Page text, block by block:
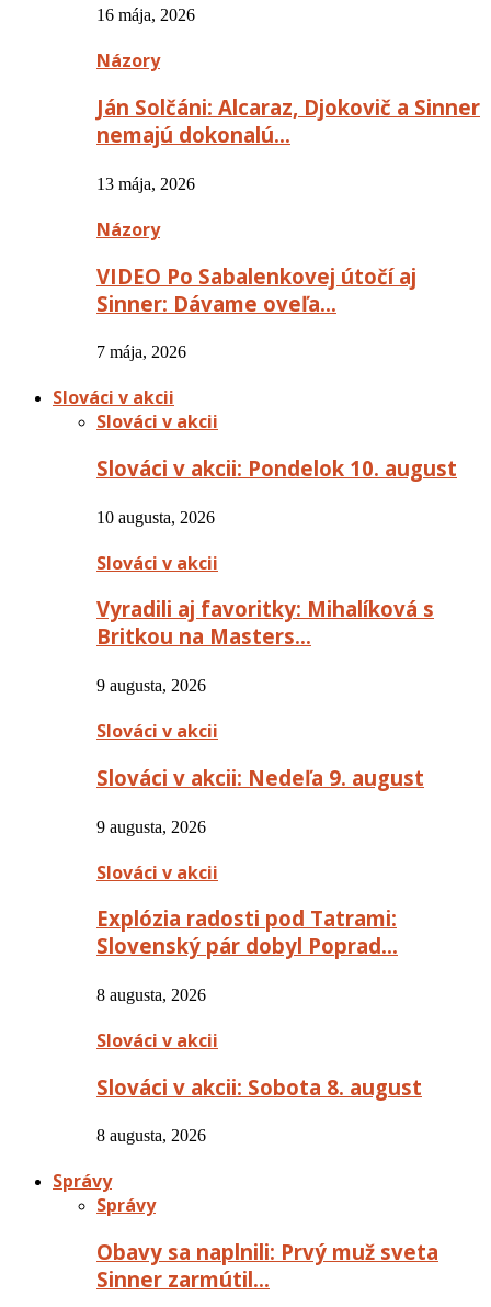
16 mája, 2026
Názory
Ján Solčáni: Alcaraz, Djokovič a Sinner
nemajú dokonalú…
13 mája, 2026
Názory
VIDEO Po Sabalenkovej útočí aj
Sinner: Dávame oveľa…
7 mája, 2026
Slováci v akcii
Slováci v akcii
Slováci v akcii: Pondelok 10. august
10 augusta, 2026
Slováci v akcii
Vyradili aj favoritky: Mihalíková s
Britkou na Masters…
9 augusta, 2026
Slováci v akcii
Slováci v akcii: Nedeľa 9. august
9 augusta, 2026
Slováci v akcii
Explózia radosti pod Tatrami:
Slovenský pár dobyl Poprad…
8 augusta, 2026
Slováci v akcii
Slováci v akcii: Sobota 8. august
8 augusta, 2026
Správy
Správy
Obavy sa naplnili: Prvý muž sveta
Sinner zarmútil…